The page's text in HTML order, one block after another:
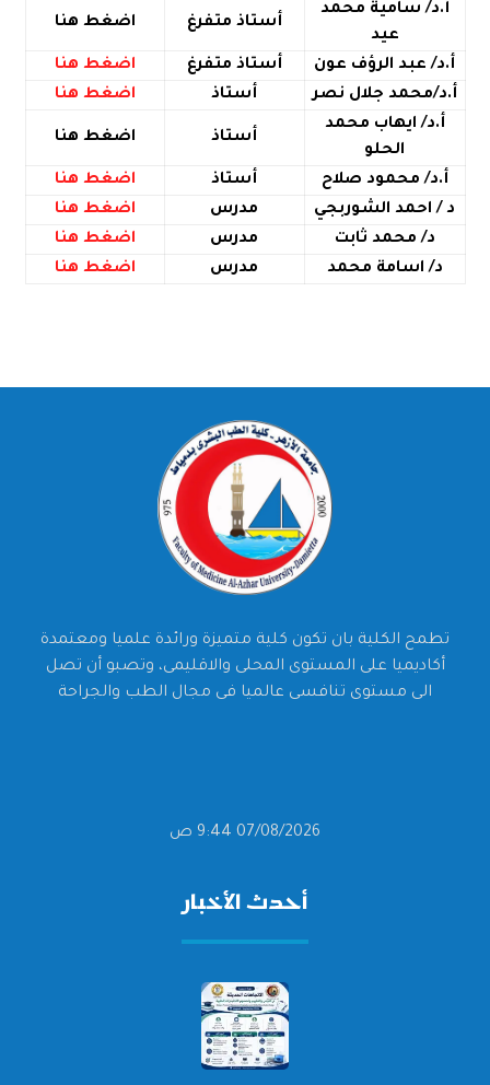
أ.د/ سامية محمد
عيد
أستاذ متفرغ اضغط هنا
أ.د/ عبد الرؤف عون أستاذ متفرغ
اضغط هنا
أ.د/محمد جلال نصر
أستاذ
اضغط هنا
أ.د/ ايهاب محمد
الحلو
أستاذ اضغط هنا
أ.د/ محمود صلاح أستاذ
اضغط هنا
د / احمد الشوربجي
مدرس
اضغط هنا
د/ محمد ثابت
مدرس
اضغط هنا
د/ اسامة محمد
مدرس اضغط هنا
تطمح الكلية بان تكون كلية متميزة ورائدة علميا ومعتمدة
أكاديميا على المستوى المحلى والاقليمى، وتصبو أن تصل
الى مستوى تنافسى عالميا فى مجال الطب والجراحة
07/08/2026 9:44 ص
أحدث الأخبار